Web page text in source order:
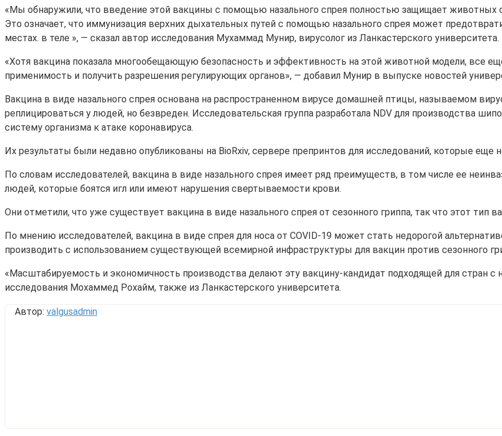
«Мы обнаружили, что введение этой вакцины с помощью назального спрея полностью защищает животных
Это означает, что иммунизация верхних дыхательных путей с помощью назального спрея может
местах. в теле », — сказал автор исследования Мухаммад Мунир, вирусолог из Ланкастерского университета.
«Хотя вакцина показала многообещающую безопасность и эффективность на этой животной модели, все
применимость и получить разрешения регулирующих органов», — добавил Мунир в выпуске новостей
Вакцина в виде назального спрея основана на распространенном вирусе домашней птицы, называемом
реплицироваться у людей, но безвреден. Исследовательская группа разработала NDV для производства
систему организма к атаке коронавируса.
Их результаты были недавно опубликованы на BioRxiv, сервере препринтов для исследований, которые еще
По словам исследователей, вакцина в виде назального спрея имеет ряд преимуществ, в том числе ее
людей, которые боятся игл или имеют нарушения свертываемости крови.
Они отметили, что уже существует вакцина в виде назального спрея от сезонного гриппа, так что этот тип
По мнению исследователей, вакцина в виде спрея для носа от COVID-19 может стать недорогой
производить с использованием существующей всемирной инфраструктуры для вакцин против сезонного
«Масштабируемость и экономичность производства делают эту вакцину-кандидат подходящей для стран с
исследования Мохаммед Рохайм, также из Ланкастерского университета.
Автор: valgusadmin